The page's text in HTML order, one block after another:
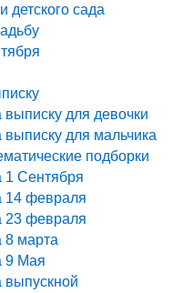
сада
для девочки
для мальчика
подборки
Сентября
февраля
февраля
марта
9 Мая